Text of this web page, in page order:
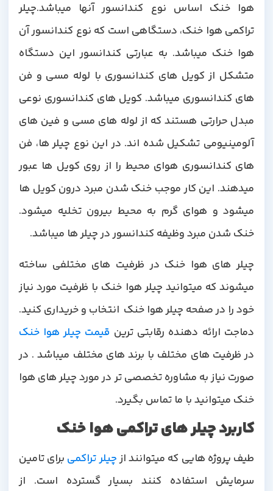
هوا خنک اساس نوع کندانسور آنها میباشد.چیلر
تراکمی هوا خنک، دستگاهی است که نوع کندانسور آن
هوا خنک میباشد. به عبارتی کندانسور این دستگاه
متشکل از کویل های کندانسوری با لوله مسی و فن
های کندانسوری میباشد. کویل های کندانسوری نوعی
مبدل حرارتی هستند که از لوله های مسی و فین های
آلومینیومی تشکیل شده اند. در این نوع چیلر ها، فن
های کندانسوری هوای محیط را از روی کویل ها عبور
میدهند. این کار موجب خنک شدن مبرد درون کویل ها
میشود و هوای گرم به محیط بیرون تخلیه میشود.
خنک شدن مبرد وظیفه کندانسور در چیلر ها میباشد.
چیلر های هوا خنک در ظرفیت های مختلفی ساخته
میشوند که میتوانید چیلر هوا خنک با ظرفیت مورد نیاز
خود را در صفحه چیلر هوا خنک انتخاب و خریداری کنید.
دماجت ارائه دهنده رقابتی ترین قیمت چیلر هوا خنک
در ظرفیت های مختلف با برند های مختلف میباشد . در
صورت نیاز به مشاوره تخصصی تر در مورد چیلر های هوا
خنک میتوانید با ما تماس بگیرد.
کاربرد چیلر های تراکمی هوا خنک
طیف پروژه هایی که میتوانند ازچیلر تراکمی برای تامین
سرمایش استفاده کنند بسیار گسترده است. از